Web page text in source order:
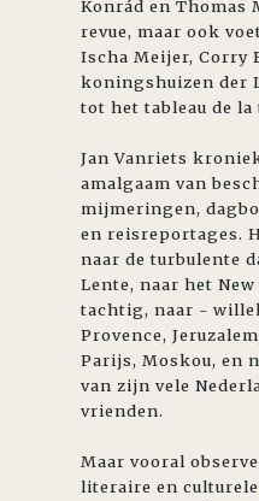
Konrád en Thomas
revue, maar ook
Ischa Meijer, Corry
koningshuizen der
tot het tableau de la
Jan Vanriets
amalgaam van
mijmeringen,
en reisreportages.
naar de turbulente
Lente, naar het
tachtig, naar -
Provence,
Parijs, Moskou, en
van zijn vele
vrienden.
Maar vooral
literaire en